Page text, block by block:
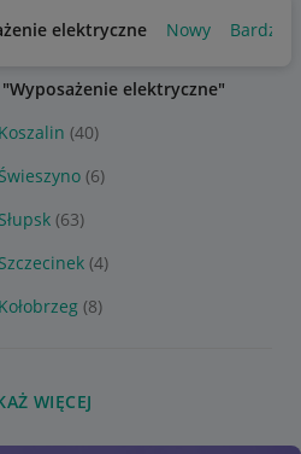
elektryczne Nowy Bardzo
"Wyposażenie elektryczne"
(40)
(6)
(63)
(4)
(8)
WIĘCEJ